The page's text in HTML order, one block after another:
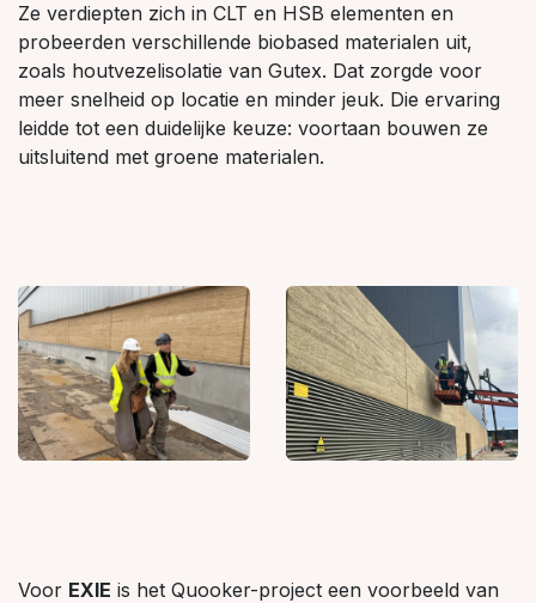
Ze verdiepten zich in CLT en HSB elementen en
probeerden verschillende biobased materialen uit,
zoals houtvezelisolatie van Gutex. Dat zorgde voor
meer snelheid op locatie en minder jeuk. Die ervaring
leidde tot een duidelijke keuze: voortaan bouwen ze
uitsluitend met groene materialen.
Voor EXIE is het Quooker-project een voorbeeld van